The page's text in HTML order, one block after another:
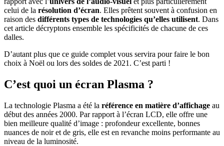
celui de la résolution d’écran. Elles prêtent souvent à confusion en
raison des différents types de technologies qu’elles utilisent. Dans
cet article décryptons ensemble les spécificités de chacune de ces
dalles.
D’autant plus que ce guide complet vous servira pour faire le bon
choix à Noël ou lors des soldes de 2021. C’est parti !
C’est quoi un écran Plasma ?
La technologie Plasma a été la référence en matière d’affichage au
début des années 2000. Par rapport à l’écran LCD, elle offre une
bien meilleure qualité d’image : profondeur excellente, bonnes
nuances de noir et de gris, elle est en revanche moins performante au
niveau de la luminosité.